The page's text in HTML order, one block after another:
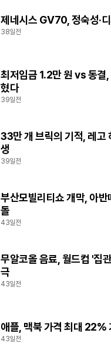
제네시스 GV70, 정숙성·
38일전
최저임금 1.2만 원 vs 동결,
혔다
39일전
33만 개 브릭의 기적, 레고
생
39일전
부산모빌리티쇼 개막, 아반
돌
43일전
무알코올 음료, 월드컵 '집
극
43일전
애플, 맥북 가격 최대 22%
43일전